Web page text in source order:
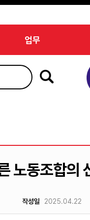
업무
노동조합의
작성일 2025.04.22